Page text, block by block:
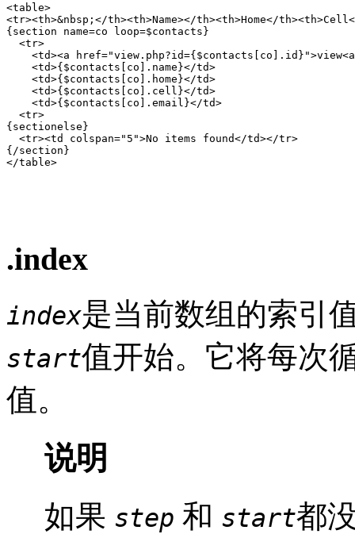
<table>
<tr><th>&nbsp;</th><th>Name></th><th>Home</
{section name=co loop=$contacts}
  <tr>
<td><a
    <td>{$contacts[co].name}</td>
    <td>{$contacts[co].home}</td>
    <td>{$contacts[co].cell}</td>
    <td>{$contacts[co].email}</td>
  <tr>
{sectionelse}
  <tr><td colspan="5">No items found</td></tr>
{/section}
</table>
.index
index是当前数组的索引
start值开始。它将每次
值。
说明
如果 step 和 start都